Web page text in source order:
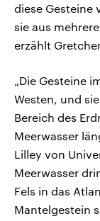
diese Gesteine
sie aus
erzählt
„Die Gesteine
Westen, und
Bereich des
Meerwasser
Lilley von
Meerwasser
Fels in das
Mantelgestein